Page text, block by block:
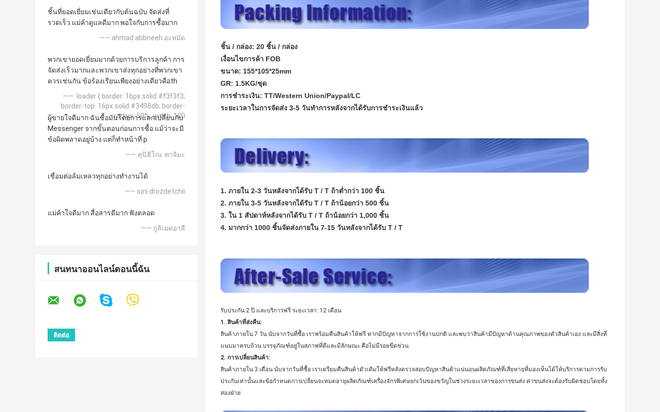
ชิ้นที่ยอดเยี่ยมเช่นเดียวกับต้นฉบับ จัดส่งที่
รวดเร็ว แม่ค้าดูแลดีมาก พอใจกับการซื้อมาก
—— ahmad abbneeh อะหมัด
พวกเขายอดเยี่ยมมากด้วยการบริการลูกค้า การ
จัดส่งเร็วมากและพวกเขาส่งทุกอย่างที่พวกเขา
ควรเช่นกัน ข้อร้องเรียนเพียงอย่างเดียวคือth
—— .loader { border: 16px solid #f3f3f3;
border-top: 16px solid #3498db; border-
radius: 50%; width: 120
ผู้ขายใจดีมาก ฉันซื้อมันโดยการแลกเปลี่ยนกับ
Messenger จากขั้นตอนก่อนการซื้อ แม้ว่าจะมี
ข้อผิดพลาดอยู่บ้าง แต่ก็ทำหน้าที่ p
—— คุนิฮิโกะ ทาจิมะ
เชื่อมต่อล้มเหลวทุกอย่างทำงานได้
—— iurii drozdetchii
แม่ค้าใจดีมาก สื่อสารดีมาก ฟังตลอด
—— กูลิเมดอาลี
สนทนาออนไลน์ตอนนี้ฉัน
ชิ้น / กล่อง: 20 ชิ้น / กล่อง
เงื่อนไขการค้า FOB
ขนาด: 155*105*25mm
GR: 1.5KG/ชุด
การชำระเงิน: TT/Western Union/Paypal/LC
ระยะเวลาในการจัดส่ง 3-5 วันทำการหลังจากได้รับการชำระเงินแล้ว
1. ภายใน 2-3 วันหลังจากได้รับ T / T ถ้าต่ำกว่า 100 ชิ้น
2. ภายใน 3-5 วันหลังจากได้รับ T / T ถ้าน้อยกว่า 500 ชิ้น
3. ใน 1 สัปดาห์หลังจากได้รับ T / T ถ้าน้อยกว่า 1,000 ชิ้น
4. มากกว่า 1000 ชิ้นจัดส่งภายใน 7-15 วันหลังจากได้รับ T / T
รับประกัน 2 ปี และบริการฟรี ระยะเวลา: 12 เดือน
1. สินค้าที่ส่งคืน:
สินค้าภายใน 7 วัน นับจากวันที่ซื้อ เราพร้อมคืนสินค้าให้ฟรี หากมีปัญหาจากการใช้งานปกติ และพบว่าสินค้ามีปัญหาด้านคุณภาพของตัวสินค้าเอง และมีสิ่งที่
แนบมาครบถ้วน บรรจุภัณฑ์อยู่ในสภาพที่ดีและมีลักษณะ คือไม่มีรอยขีดข่วน
2. การเปลี่ยนสินค้า:
สินค้าภายใน 3 เดือน นับจากวันที่ซื้อ เราเตรียมคืนสินค้าตัวเดิมให้ฟรีหลังตรวจสอบปัญหาสินค้าแน่นอนผลิตภัณฑ์ที่เสียหายที่มองเห็นได้ให้บริการตามการรับ
ประกันเท่านั้นและข้อกำหนดการเปลี่ยนจะหมดอายุผลิตภัณฑ์เครื่องจักรพิเศษยกเว้นของขวัญในช่วงระยะเวลาของการขนส่ง ค่าขนส่งจะต้องรับผิดชอบโดยทั้ง
สองฝ่าย